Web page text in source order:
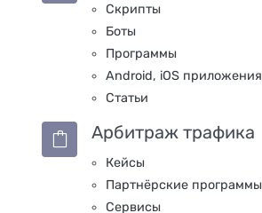
Скрипты
Боты
Программы
Android, iOS приложения
Статьи
Арбитраж трафика
Кейсы
Партнёрские программы
Сервисы